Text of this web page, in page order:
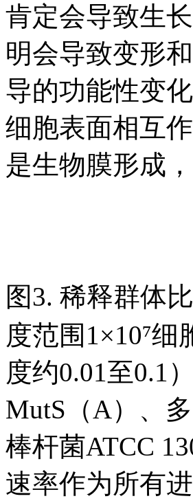
肯定会导致生
明会导致变形
导的功能性变
细胞表面相互
是生物膜形成
图3. 稀释群体
度范围1×10⁷细
度约0.01至0.1
MutS（A）、
棒杆菌ATCC
速率作为所有